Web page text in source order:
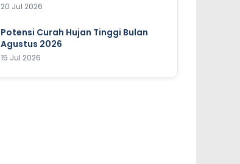
20 Jul 2026
Potensi Curah Hujan Tinggi Bulan
Agustus 2026
15 Jul 2026